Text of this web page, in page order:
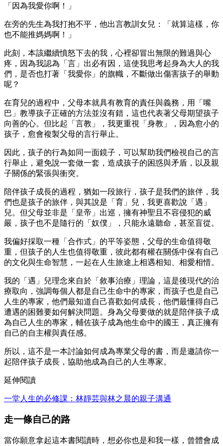
「因為我愛你啊！」
在旁的先生為我打抱不平，他出言教訓女兒：「就算這樣，你
也不能推媽媽啊！」
此刻，本該繼續憤怒下去的我，心裡卻冒出無限的難過與心
疼，因為我認為「言」出必有因，這使我思考起身為大人的我
們，是否也打著「我愛你」的旗幟，不斷做出傷害孩子的舉動
呢？
在育兒的過程中，父母本就具有教育的責任與義務，用「嘴
巴」教導孩子正確的方法並沒有錯，這也代表著父母期望孩子
向善的心。但比起「言教」，我更重視「身教」，因為愈小的
孩子，愈會複製父母的言行舉止。
因此，孩子的行為如同一面鏡子，可以幫助我們檢視自己的言
行舉止，避免說一套做一套，造成孩子的困惑與矛盾，以及親
子關係的緊張與衝突。
陪伴孩子成長的過程，猶如一段旅行，孩子是我們的旅伴，我
們也是孩子的旅伴，與其說是「育」兒，我更喜歡說「遇」
兒。但父母並非是「皇帝」出巡，擁有神聖且不容侵犯的威
嚴，孩子也不是隨行的「奴僕」，只能永遠聽命，甚至盲從。
我偏好採取一種「合作式」的平等姿態，父母的生命值得敬
重，但孩子的人生也值得敬重，彼此都有權在關係中保有自己
的文化與生命智慧，一起在人生旅途上相遇相知、相愛相惜。
我的「遇」兒理念來自於「敘事治療」理論，這是後現代的治
療取向，強調每個人都是自己生命中的專家，而孩子也是自己
人生的專家，他們最知道自己喜歡如何成長，他們最懂得自己
遭遇的困難要如何解決問題。身為父母要做的就是陪伴孩子成
為自己人生的專家，輔佐孩子成為他生命中的國王，真正擁有
自己的自主權與責任感。
所以，這不是一本討論如何成為專業父母的書，而是邀請你一
起陪伴孩子成長，協助他成為自己的人生專家。
延伸閱讀
一堂人生的必修課：林靜芸與林之晨的親子溝通
走一條自己的路
當你願意拿起這本書閱讀時，想必你也是和我一樣，曾體會成